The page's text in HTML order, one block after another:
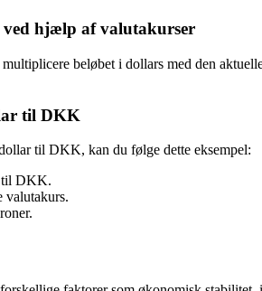
hjælp af valutakurser
beløbet i dollars med den
til DKK
til DKK, kan du følge dette eksempel:
til DKK.
valutakurs.